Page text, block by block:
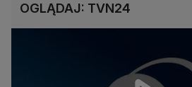
OGLĄDAJ: TVN24